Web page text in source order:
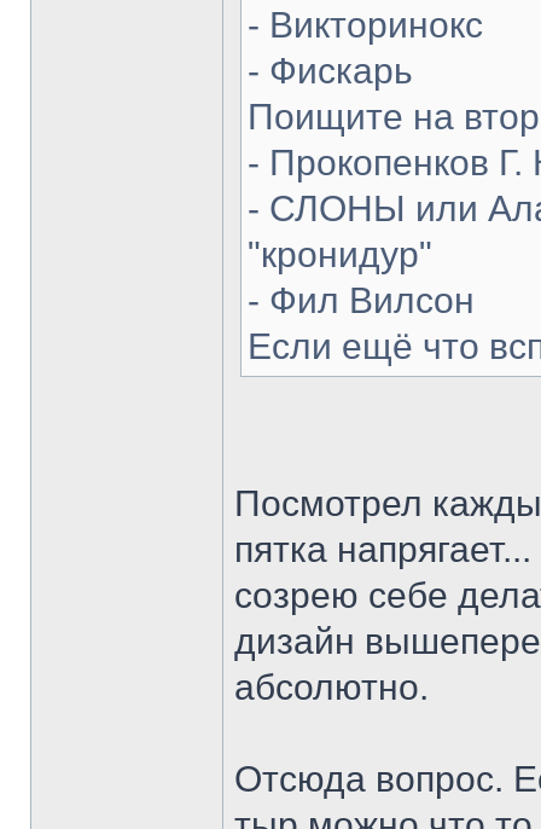
- Викторинокс
- Фискарь
Поищите на
- Прокопенков Г.
- СЛОНЫ или
"кронидур"
- Фил Вилсон
Если ещё что
Посмотрел
пятка
созрею себе
дизайн
абсолютно.
Отсюда вопрос.